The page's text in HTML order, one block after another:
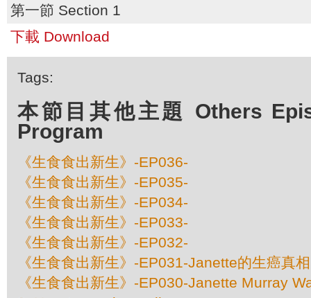
第一節 Section 1
下載 Download
Tags:
本節目其他主題 Others
Program
《生食食出新生》-EP036-
《生食食出新生》-EP035-
《生食食出新生》-EP034-
《生食食出新生》-EP033-
《生食食出新生》-EP032-
《生食食出新生》-EP031-Janette的生癌真相
《生食食出新生》-EP030-Janette Murray